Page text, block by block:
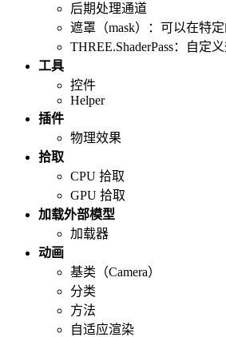
后期处理通道
遮罩（mask）：可以在特
THREE.ShaderPass：自定
工具
控件
Helper
插件
物理效果
拾取
CPU 拾取
GPU 拾取
加载外部模型
加载器
动画
基类（Camera）
分类
方法
自适应渲染